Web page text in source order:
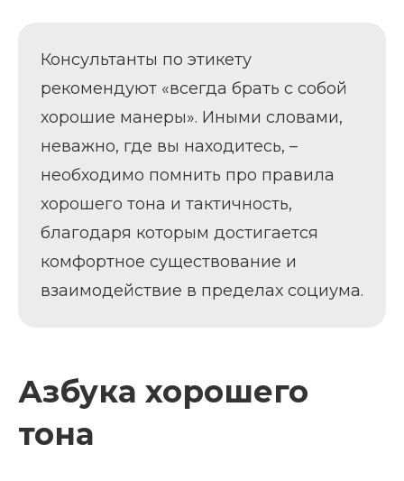
Консультанты по этикету
рекомендуют «всегда брать с собой
хорошие манеры». Иными словами,
неважно, где вы находитесь, –
необходимо помнить про правила
хорошего тона и тактичность,
благодаря которым достигается
комфортное существование и
взаимодействие в пределах социума.
Азбука хорошего
тона